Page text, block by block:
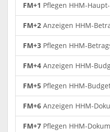
FM+1 Pflegen HHM-
FM+2 Anzeigen HHM-
FM+3 Pflegen HHM-
FM+4 Anzeigen HHM-
FM+5 Pflegen HHM-
FM+6 Anzeigen HHM-
FM+7 Pflegen HHM-